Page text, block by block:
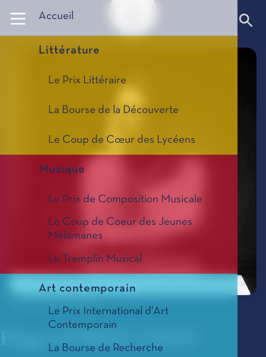
Accueil
Littérature
Le Prix Littéraire
La Bourse de la Découverte
Le Coup de Cœur des Lycéens
Musique
Le Prix de Composition Musicale
Le Coup de Coeur des Jeunes
Mélomanes
Le Tremplin Musical
Art contemporain
Le Prix International d'Art
Contemporain
La Bourse de Recherche
Hugo GÒMEZ-CHAO